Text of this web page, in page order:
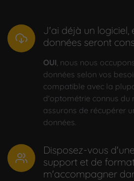
J'ai déjà un logiciel,
données seront
OUI, nous nous
données selon vos
compatible avec la
d'optométrie connus du
assurons de récupérer
données.
Disposez-vous
support et de
m'accompagner